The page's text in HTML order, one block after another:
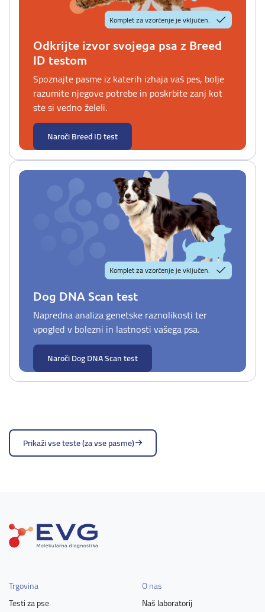
Komplet za vzorčenje je vključen.
Odkrijte izvor svojega psa z Breed
ID testom
Spoznajte pasme iz katerih izhaja vaš pes, bolje
razumite njegove potrebe in poskrbite zanj kot
ste si vedno želeli.
Naroči Breed ID test
Komplet za vzorčenje je vključen.
Dog DNA Scan test
Napredna analiza genetske raznolikosti ter
vpogled v bolezni in lastnosti vašega psa.
Naroči Dog DNA Scan test
Prikaži vse teste (za vse pasme)
Trgovina
Testi za pse
O nas
Naš laboratorij